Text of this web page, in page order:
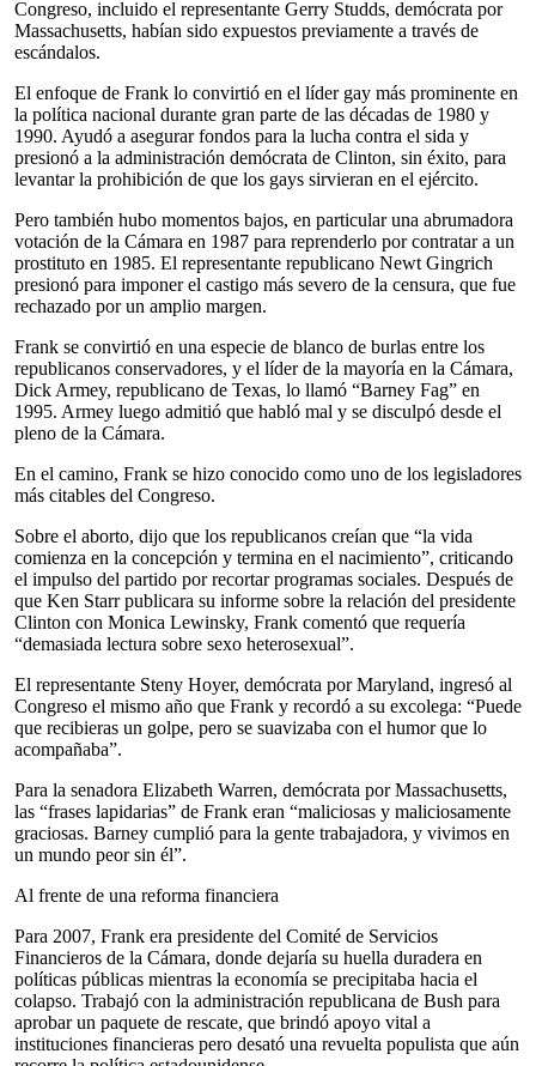
Congreso, incluido el representante Gerry Studds, demócrata por
Massachusetts, habían sido expuestos previamente a través de
escándalos.
El enfoque de Frank lo convirtió en el líder gay más prominente en
la política nacional durante gran parte de las décadas de 1980 y
1990. Ayudó a asegurar fondos para la lucha contra el sida y
presionó a la administración demócrata de Clinton, sin éxito, para
levantar la prohibición de que los gays sirvieran en el ejército.
Pero también hubo momentos bajos, en particular una abrumadora
votación de la Cámara en 1987 para reprenderlo por contratar a un
prostituto en 1985. El representante republicano Newt Gingrich
presionó para imponer el castigo más severo de la censura, que fue
rechazado por un amplio margen.
Frank se convirtió en una especie de blanco de burlas entre los
republicanos conservadores, y el líder de la mayoría en la Cámara,
Dick Armey, republicano de Texas, lo llamó “Barney Fag” en
1995. Armey luego admitió que habló mal y se disculpó desde el
pleno de la Cámara.
En el camino, Frank se hizo conocido como uno de los legisladores
más citables del Congreso.
Sobre el aborto, dijo que los republicanos creían que “la vida
comienza en la concepción y termina en el nacimiento”, criticando
el impulso del partido por recortar programas sociales. Después de
que Ken Starr publicara su informe sobre la relación del presidente
Clinton con Monica Lewinsky, Frank comentó que requería
“demasiada lectura sobre sexo heterosexual”.
El representante Steny Hoyer, demócrata por Maryland, ingresó al
Congreso el mismo año que Frank y recordó a su excolega: “Puede
que recibieras un golpe, pero se suavizaba con el humor que lo
acompañaba”.
Para la senadora Elizabeth Warren, demócrata por Massachusetts,
las “frases lapidarias” de Frank eran “maliciosas y maliciosamente
graciosas. Barney cumplió para la gente trabajadora, y vivimos en
un mundo peor sin él”.
Al frente de una reforma financiera
Para 2007, Frank era presidente del Comité de Servicios
Financieros de la Cámara, donde dejaría su huella duradera en
políticas públicas mientras la economía se precipitaba hacia el
colapso. Trabajó con la administración republicana de Bush para
aprobar un paquete de rescate, que brindó apoyo vital a
instituciones financieras pero desató una revuelta populista que aún